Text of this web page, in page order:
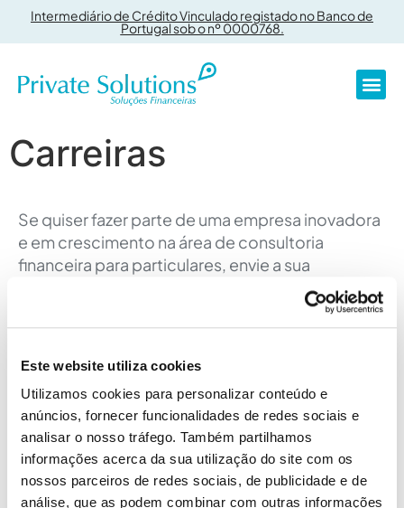
Este website utiliza cookies
Utilizamos cookies para personalizar conteúdo e
anúncios, fornecer funcionalidades de redes sociais e
analisar o nosso tráfego. Também partilhamos
informações acerca da sua utilização do site com os
nossos parceiros de redes sociais, de publicidade e de
análise, que as podem combinar com outras informações
Intermediário de Crédito Vinculado registado no Banco de
Portugal sob o nº 0000768.
Carreiras
Se quiser fazer parte de uma empresa inovadora
e em crescimento na área de consultoria
financeira para particulares, envie a sua
recursos-humanos@privatesolutions.pt
Estamos sempre interessados em integrar na
sua candidatura, estará a dar o primeiro passo
para uma carreira gratificante e cheia de
oportunidades de crescimento.
Analisaremos cuidadosamente todas as